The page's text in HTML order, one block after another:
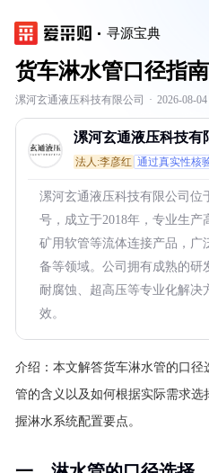
寻源宝典
货车淋水管口径指南
漯河玄通液压科技有限公司 · 2026-08-
漯河玄通液压科技有
法人:李彦红 通过真实性核
漯河玄通液压科技有限公司位
号，成立于2018年，专业生产
矿用软管等流体连接产品，广
备等领域。公司拥有成熟的研
耐腐蚀、超高压等专业化解决
效。
介绍： 本文解答货车淋水管的口
管的含义以及如何根据实际需求
握淋水系统配置要点。